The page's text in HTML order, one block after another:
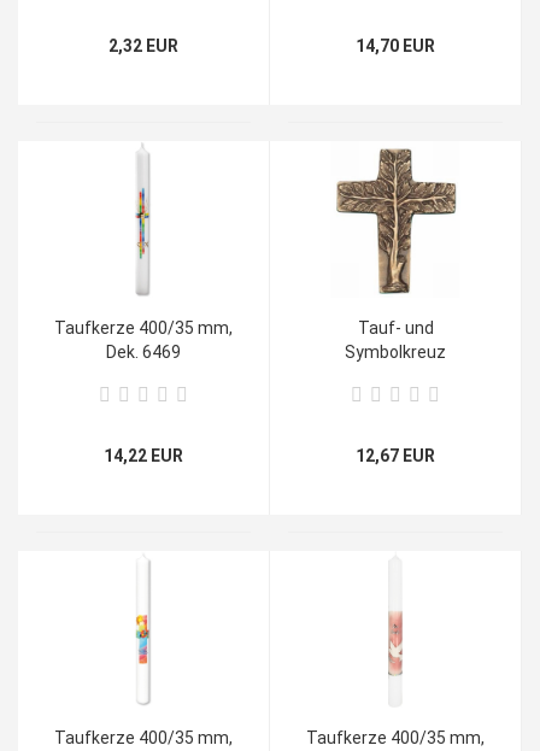
2,32 EUR 14,70 EUR
Taufkerze 400/35 mm,
Dek. 6469
14,22 EUR
Tauf- und
Symbolkreuz
12,67 EUR
Taufkerze 400/35 mm,
Taufkerze 400/35 mm,